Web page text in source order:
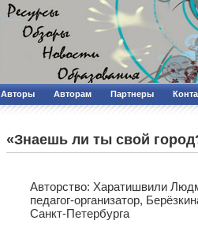
Авторы Авторам Партнеры
«Знаешь ли ты свой
Авторcтво: Харатишвили
педагог-организатор,
Санкт-Петербурга